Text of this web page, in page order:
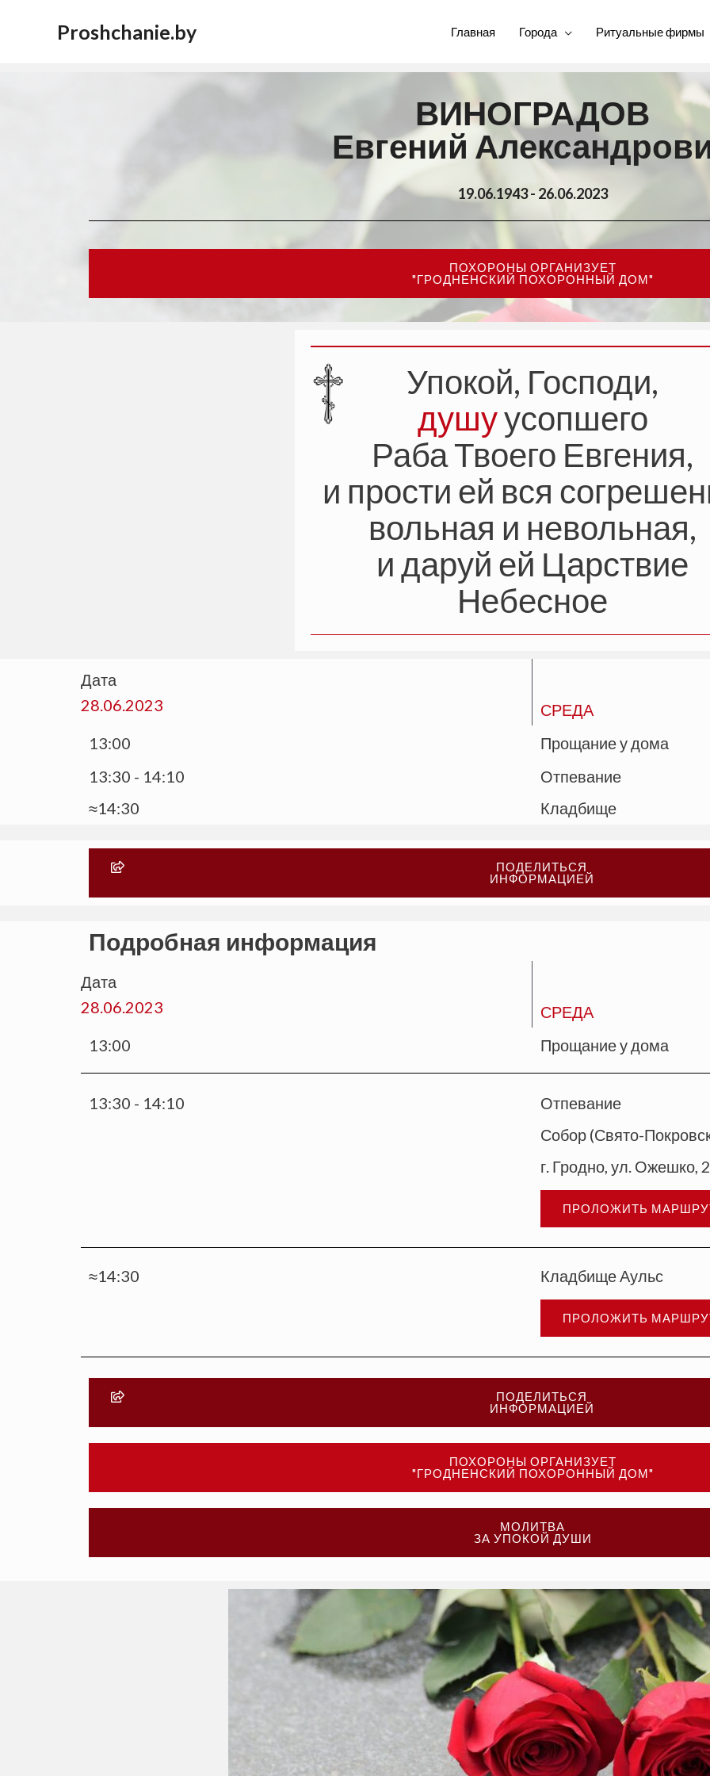
Proshchanie.by Главная Города Ритуальные фирмы
ВИНОГРАДОВ
Евгений
19.06.1943 - 26.06.2023
ПОХОРОНЫ ОРГАНИЗУЕТ
"ГРОДНЕНСКИЙ ПОХОРОННЫЙ ДОМ"
Упокой, Господи,
душуусопшего
Раба Твоего Евгения,
и прости ей вся
вольная и невольная,
и даруй ей Царствие
Небесное
Дата
28.06.2023
СРЕДА
13:00
Прощание у дома
13:30 - 14:10
Отпевание
≈14:30
Кладбище
ПОДЕЛИТЬСЯ
ИНФОРМАЦИЕЙ
Подробная информация
Дата
28.06.2023
СРЕДА
13:00
Прощание у дома
13:30 - 14:10
Отпевание
Собор (Свято-
г. Гродно, ул. Ожешко,
ПРОЛОЖИТЬ
≈14:30 Кладбище Аульс
ПРОЛОЖИТЬ
ПОДЕЛИТЬСЯ
ИНФОРМАЦИЕЙ
ПОХОРОНЫ ОРГАНИЗУЕТ
"ГРОДНЕНСКИЙ ПОХОРОННЫЙ ДОМ"
МОЛИТВА
ЗА УПОКОЙ ДУШИ